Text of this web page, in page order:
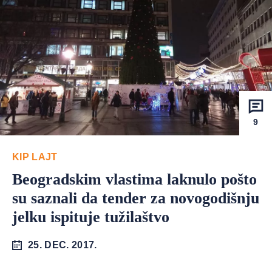
9
KIP LAJT
Beogradskim vlastima laknulo pošto
su saznali da tender za novogodišnju
jelku ispituje tužilaštvo
25. DEC. 2017.